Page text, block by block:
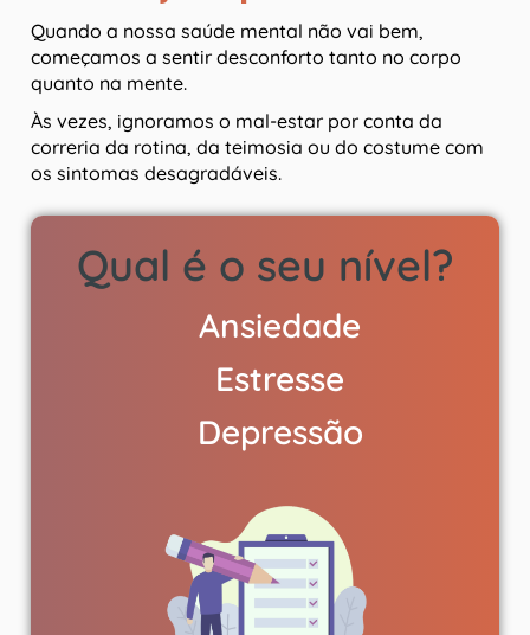
Quando a nossa saúde mental não vai bem,
começamos a sentir desconforto tanto no corpo
quanto na mente.
Às vezes, ignoramos o mal-estar por conta da
correria da rotina, da teimosia ou do costume com
os sintomas desagradáveis.
Qual é o seu nível?
Ansiedade
Estresse
Depressão